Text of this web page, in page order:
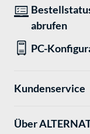
abrufen
PC-
Kundenservice
Über